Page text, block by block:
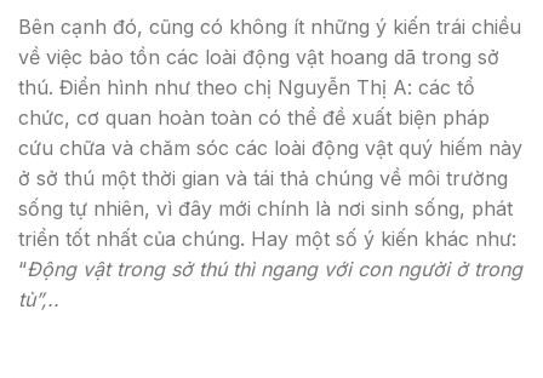
Bên cạnh đó, cũng có không ít những ý kiến trái chiều
về việc bảo tồn các loài động vật hoang dã trong sở
thú. Điển hình như theo chị Nguyễn Thị A: các tổ
chức, cơ quan hoàn toàn có thể đề xuất biện pháp
cứu chữa và chăm sóc các loài động vật quý hiếm này
ở sở thú một thời gian và tái thả chúng về môi trường
sống tự nhiên, vì đây mới chính là nơi sinh sống, phát
triển tốt nhất của chúng. Hay một số ý kiến khác như:
“Động vật trong sở thú thì ngang với con người ở trong
tù”,..